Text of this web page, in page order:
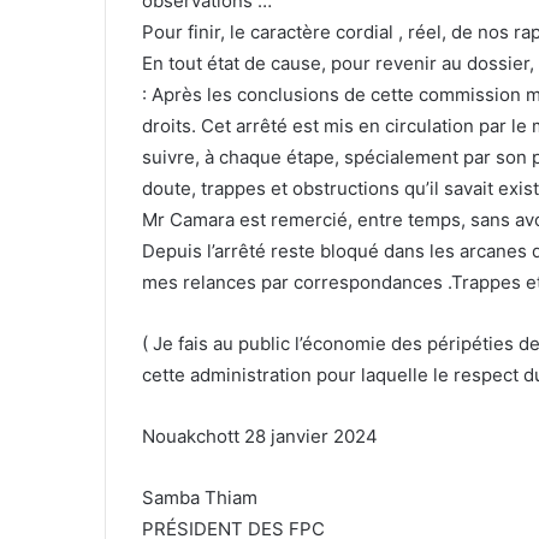
Pour finir, le caractère cordial , réel, de nos
En tout état de cause, pour revenir au
: Après les conclusions de cette commission
droits. Cet arrêté est mis en circulation par le
suivre, à chaque étape, spécialement par
doute, trappes et obstructions qu’il savait
Mr Camara est remercié, entre temps, sans
Depuis l’arrêté reste bloqué dans les
mes relances par correspondances .Trappes
( Je fais au public l’économie des péripéties
cette administration pour laquelle le respect
Nouakchott 28 janvier 2024
Samba Thiam
PRÉSIDENT DES FPC